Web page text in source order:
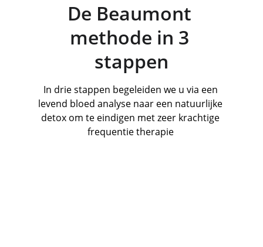
De Beaumont
methode in 3
stappen
In drie stappen begeleiden we u via een
levend bloed analyse naar een natuurlijke
detox om te eindigen met zeer krachtige
frequentie therapie